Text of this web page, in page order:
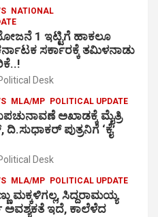
NATIONAL
1 ಇಟ್ಟಿಗೆ ಹಾಕಲೂ
ಸರ್ಕಾರಕ್ಕೆ ತಮಿಳನಾಡು
Desk
MLA/MP POLITICAL UPDATE
ಅಖಾಡಕ್ಕೆ ಮೈತ್ರಿ
ಪುತ್ರನಿಗೆ ‘ಕೈ’
Desk
MLA/MP POLITICAL UPDATE
ಮಕ್ಕಳಿಗಲ್ಲ, ಸಿದ್ದರಾಮಯ್ಯ
ಅವಶ್ಯಕತೆ ಇದೆ, ಕಾಲೆಳೆದ